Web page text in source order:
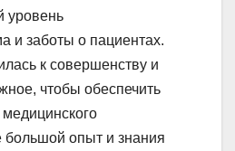
уровень
и заботы о пациентах.
к совершенству и
чтобы обеспечить
опыт и знания